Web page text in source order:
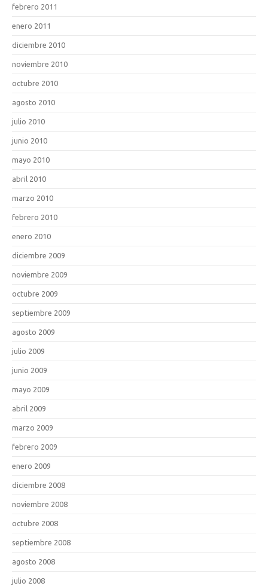
febrero 2011
enero 2011
diciembre 2010
noviembre 2010
octubre 2010
agosto 2010
julio 2010
junio 2010
mayo 2010
abril 2010
marzo 2010
febrero 2010
enero 2010
diciembre 2009
noviembre 2009
octubre 2009
septiembre 2009
agosto 2009
julio 2009
junio 2009
mayo 2009
abril 2009
marzo 2009
febrero 2009
enero 2009
diciembre 2008
noviembre 2008
octubre 2008
septiembre 2008
agosto 2008
julio 2008